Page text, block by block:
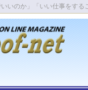
いいのか」「いい仕事をす